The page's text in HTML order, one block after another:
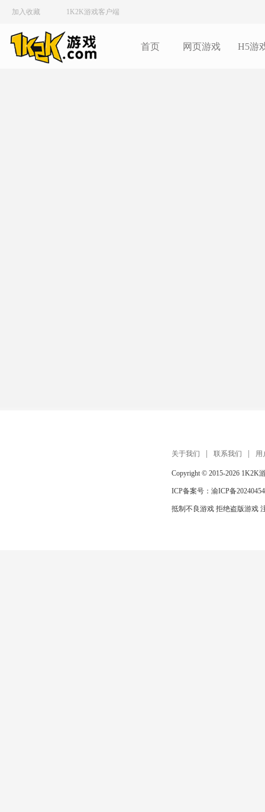
加入收藏 1K2K游戏客户端
首页 网页游戏 H5游
关于我们 联系我们 用
Copyright © 2015-2026 1K2K
ICP备案号： 渝ICP备
抵制不良游戏 拒绝盗版游戏